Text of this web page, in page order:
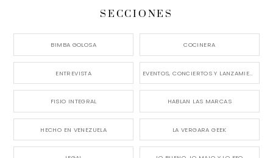
SECCIONES
BIMBA GOLOSA COCINERA
ENTREVISTA
FISIO INTEGRAL HABLAN LAS MARCAS
HECHO EN VENEZUELA LA VERGARA GEEK